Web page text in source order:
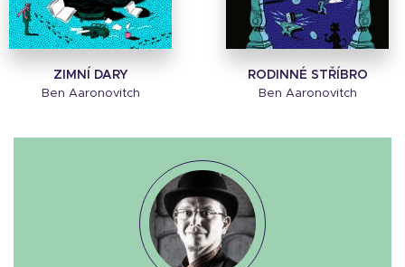
ZIMNÍ DARY
Ben Aaronovitch
RODINNÉ STŘÍBRO
Ben Aaronovitch